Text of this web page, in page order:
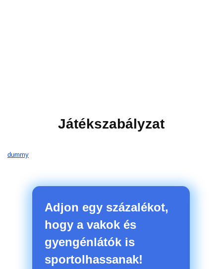
Játékszabályzat
dummy
Adjon egy százalékot,
hogy a vakok és
gyengénlátók is
sportolhassanak!